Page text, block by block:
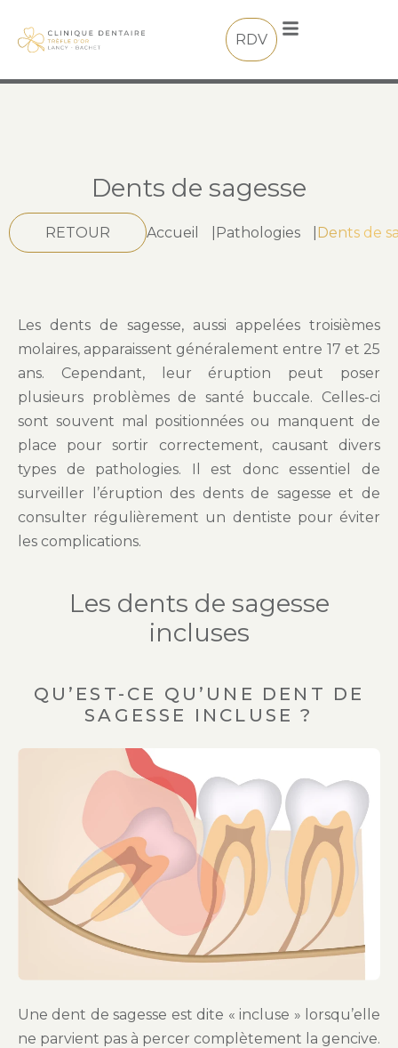
RDV
Dents de sagesse
RETOUR Accueil Pathologies Dents de
Les dents de sagesse, aussi appelées troisièmes
molaires, apparaissent généralement entre 17 et 25
ans. Cependant, leur éruption peut poser
plusieurs problèmes de santé buccale. Celles-ci
sont souvent mal positionnées ou manquent de
place pour sortir correctement, causant divers
types de pathologies. Il est donc essentiel de
surveiller l’éruption des dents de sagesse et de
consulter régulièrement un dentiste pour éviter
les complications.
Les dents de sagesse
incluses
QU’EST-CE QU’UNE DENT DE
SAGESSE INCLUSE ?
Une dent de sagesse est dite « incluse » lorsqu’elle
ne parvient pas à percer complètement la gencive.